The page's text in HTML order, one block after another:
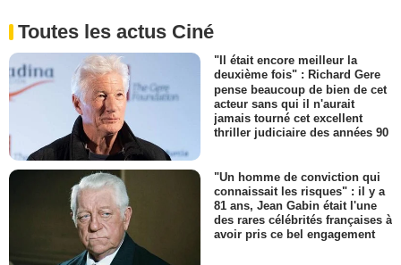
Toutes les actus Ciné
"Il était encore meilleur la
deuxième fois" : Richard Gere
pense beaucoup de bien de cet
acteur sans qui il n'aurait
jamais tourné cet excellent
thriller judiciaire des années 90
"Un homme de conviction qui
connaissait les risques" : il y a
81 ans, Jean Gabin était l'une
des rares célébrités françaises à
avoir pris ce bel engagement